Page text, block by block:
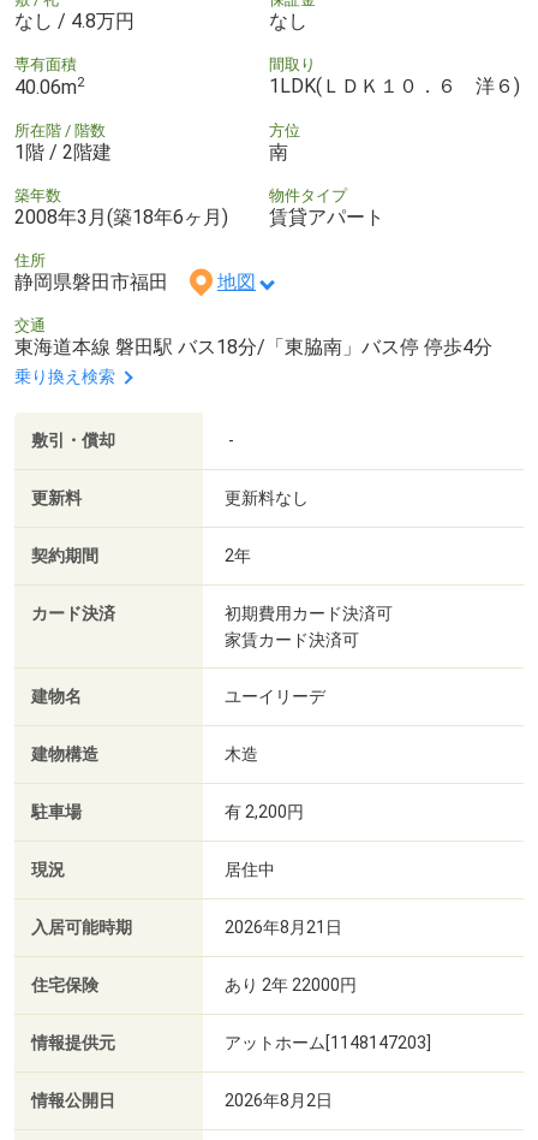
なし / 4.8万円 なし
専有面積
40.06m2
間取り
1LDK(ＬＤＫ１０．６ 洋６)
所在階 / 階数
1階 / 2階建
方位
南
築年数
2008年3月(築18年6ヶ月)
物件タイプ
賃貸アパート
住所
静岡県磐田市福田 地図
交通
東海道本線 磐田駅 バス18分/「東脇南」バス停 停歩4分
乗り換え検索
敷引・償却 -
更新料 更新料なし
契約期間 2年
カード決済
初期費用カード決済可
家賃カード決済可
建物名 ユーイリーデ
建物構造 木造
駐車場 有 2,200円
現況 居住中
入居可能時期 2026年8月21日
住宅保険 あり 2年 22000円
情報提供元 アットホーム[1148147203]
情報公開日 2026年8月2日